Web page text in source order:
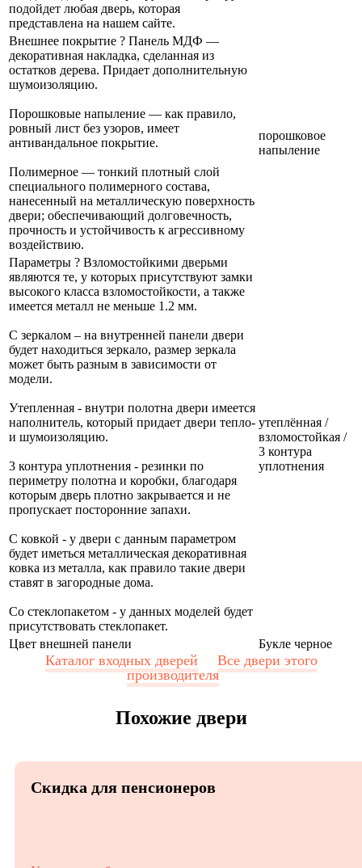
подойдет любая дверь, которая
представлена на нашем сайте.
Внешнее покрытие ? Панель МДФ —
декоративная накладка, сделанная из
остатков дерева. Придает дополнительную
шумоизоляцию.
Порошковые напыление — как правило,
ровный лист без узоров, имеет
антивандальное покрытие.
Полимерное — тонкий плотный слой
специального полимерного состава,
нанесенный на металлическую поверхность
двери; обеспечивающий долговечность,
прочность и устойчивость к агрессивному
воздействию.
порошковое
напыление
Параметры ? Взломостойкими дверьми
являются те, у которых присутствуют замки
высокого класса взломостойкости, а также
имеется металл не меньше 1.2 мм.
С зеркалом – на внутренней панели двери
будет находиться зеркало, размер зеркала
может быть разным в зависимости от
модели.
Утепленная - внутри полотна двери имеется
наполнитель, который придает двери тепло-
и шумоизоляцию.
3 контура уплотнения - резинки по
периметру полотна и коробки, благодаря
которым дверь плотно закрывается и не
пропускает посторонние запахи.
С ковкой - у двери с данным параметром
будет иметься металлическая декоративная
ковка из металла, как правило такие двери
ставят в загородные дома.
Со стеклопакетом - у данных моделей будет
присутствовать стеклопакет.
утеплённая /
взломостойкая /
3 контура
уплотнения
Цвет внешней панели Букле черное
Каталог входных дверей
Все двери этого
производителя
Похожие двери
Скидка для пенсионеров